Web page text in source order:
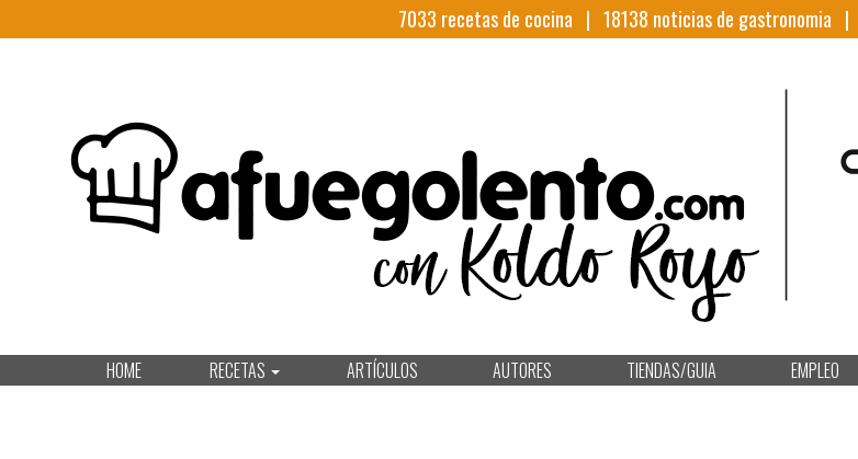
7033 recetas de cocina | 18138 noticias de gastronomia |
HOME RECETAS ARTÍCULOS AUTORES TIENDAS/GUIA EMPLEO